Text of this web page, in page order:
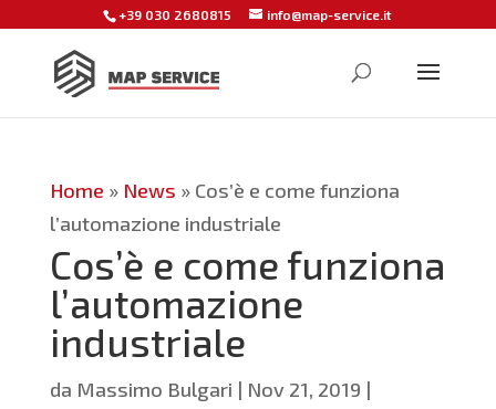
+39 030 2680815 info@map-service.it
Home » News » Cos’è e come funziona
l’automazione industriale
Cos’è e come funziona
l’automazione
industriale
da Massimo Bulgari | Nov 21, 2019 |